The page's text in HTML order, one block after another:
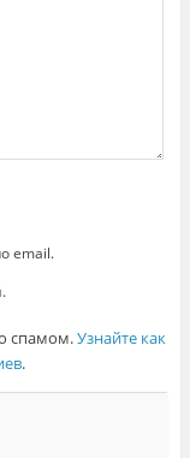
email.
спамом.Узнайте как
.